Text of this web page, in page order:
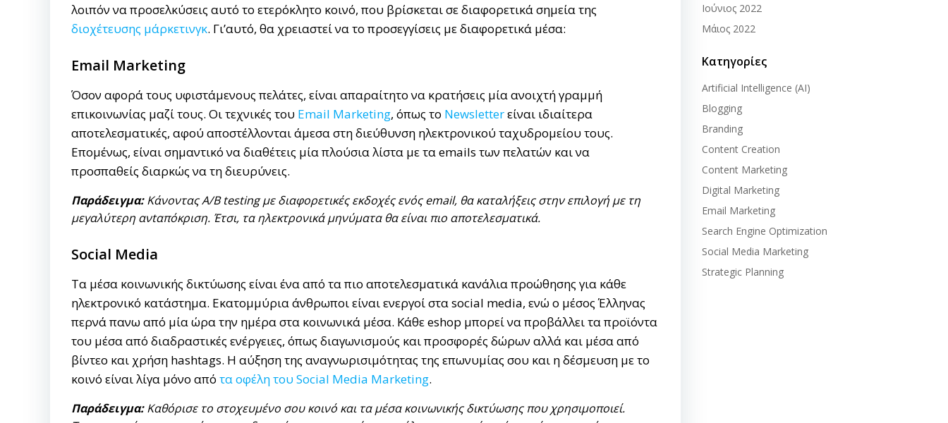
λοιπόν να προσελκύσεις αυτό το ετερόκλητο κοινό, που βρίσκεται σε διαφορετικά σημεία της
διοχέτευσης μάρκετινγκ. Γι’αυτό, θα χρειαστεί να το προσεγγίσεις με διαφορετικά μέσα:
Email Marketing
Όσον αφορά τους υφιστάμενους πελάτες, είναι απαραίτητο να κρατήσεις μία ανοιχτή γραμμή
επικοινωνίας μαζί τους. Οι τεχνικές του Email Marketing, όπως το Νewsletterείναι ιδιαίτερα
αποτελεσματικές, αφού αποστέλλονται άμεσα στη διεύθυνση ηλεκτρονικού ταχυδρομείου τους.
Επομένως, είναι σημαντικό να διαθέτεις μία πλούσια λίστα με τα emails των πελατών και να
προσπαθείς διαρκώς να τη διευρύνεις.
Παράδειγμα:Κάνοντας Α/Β testing με διαφορετικές εκδοχές ενός email, θα καταλήξεις στην επιλογή με τη
μεγαλύτερη ανtαπόκριση. Έτσι, τα ηλεκτρονικά μηνύματα θα είναι πιο αποτελεσματικά.
Social Media
Τα μέσα κοινωνικής δικτύωσης είναι ένα από τα πιο αποτελεσματικά κανάλια προώθησης για κάθε
ηλεκτρονικό κατάστημα. Εκατομμύρια άνθρωποι είναι ενεργοί στα social media, ενώ ο μέσος Έλληνας
περνά πανω από μία ώρα την ημέρα στα κοινωνικά μέσα. Κάθε eshop μπορεί να προβάλλει τα προϊόντα
του μέσα από διαδραστικές ενέργειες, όπως διαγωνισμούς και προσφορές δώρων αλλά και μέσα από
βίντεο και χρήση hashtags. Η αύξηση της αναγνωρισιμότητας της επωνυμίας σου και η δέσμευση με το
κοινό είναι λίγα μόνο από τα οφέλη του Social Media Marketing.
Παράδειγμα:Καθόρισε το στοχευμένο σου κοινό και τα μέσα κοινωνικής δικτύωσης που χρησιμοποιεί.
Ιούνιος 2022
Μάιος 2022
Κατηγορίες
Artificial Intelligence (AI)
Blogging
Branding
Content Creation
Content Marketing
Digital Marketing
Email Marketing
Search Engine Optimization
Social Media Marketing
Strategic Planning